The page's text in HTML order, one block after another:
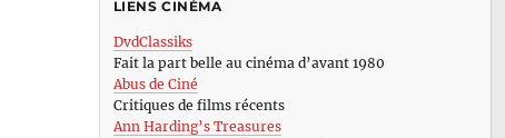
LIENS CINÉMA
DvdClassiks
Fait la part belle au cinéma d’avant 1980
Abus de Ciné
Critiques de films récents
Ann Harding’s Treasures